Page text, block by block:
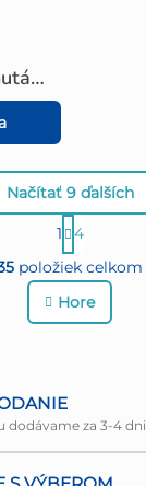
O
v
l
a
Načítať 9 ďalších
S
t
r
á
o
v
1
4
položiek celkom
Hore
dodávame za 3-4 dni